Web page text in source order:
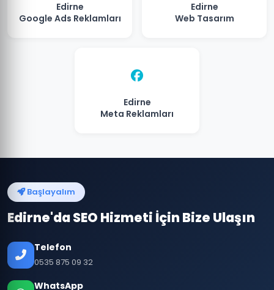
Edirne
Google Ads Reklamları
Edirne
Web Tasarım
Edirne
Meta Reklamları
Başlayalım
Edirne'da SEO Hizmeti İçin Bize Ulaşın
Telefon
0535 875 09 32
WhatsApp